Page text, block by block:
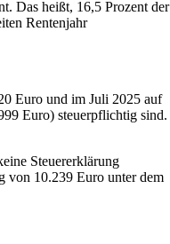
Das heißt, 16,5 Prozent der
Rentenjahr
Euro und im Juli 2025 auf
Euro) steuerpflichtig sind.
Steuererklärung
von 10.239 Euro unter dem